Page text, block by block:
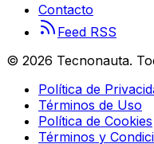
Contacto
Feed RSS
© 2026 Tecnonauta.
Política de
Términos de Uso
Política de Cookies
Términos y